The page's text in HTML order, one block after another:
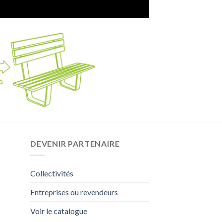
DEVENIR PARTENAIRE
Collectivités
Entreprises ou revendeurs
Voir le catalogue